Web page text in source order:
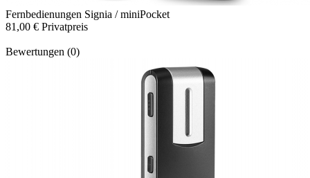
Fernbedienungen Signia / miniPocket
81,00 € Privatpreis
Bewertungen (0)